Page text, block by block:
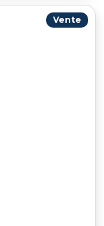
Vente